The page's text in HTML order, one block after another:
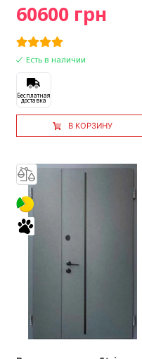
60600 грн
Есть в наличии
Бесплатная
доставка
В КОРЗИНУ